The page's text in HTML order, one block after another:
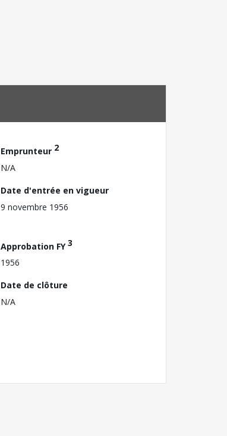
Emprunteur 2
N/A
Date d'entrée en vigueur
9 novembre 1956
Approbation FY3
1956
Date de clôture
N/A